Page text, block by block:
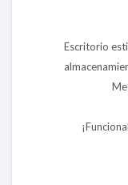
Escritorio